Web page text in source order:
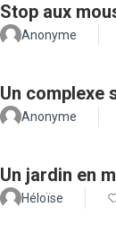
Stop aux
Anonyme
Un complexe
Anonyme
Un jardin en
Héloïse